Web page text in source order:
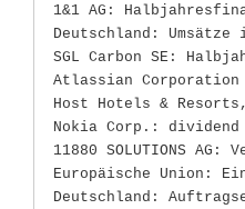
1&1 AG:
Deutschland: Umsätze
SGL Carbon SE:
Atlassian
Host Hotels &
Nokia Corp.: dividend
11880 SOLUTIONS
Europäische Union:
Deutschland: